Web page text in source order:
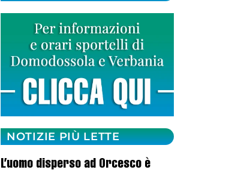
NOTIZIE PIÙ LETTE
L’uomo disperso ad Orcesco è